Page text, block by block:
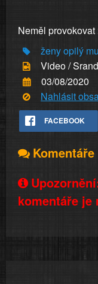
Neměl provokovat
ženyopilý
Video /
03/08/2020
Nahlásit
FACEBOOK
Komentáře
komentáře